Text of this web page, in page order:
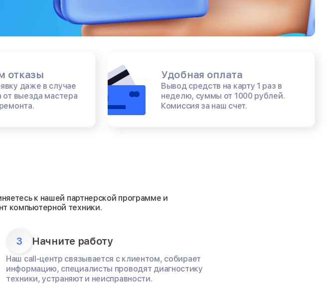
отказы
даже в случае
от выезда мастера
Удобная оплата
Вывод средств на карту 1 раз в
неделю, суммы от 1000 рублей.
Комиссия за наш счет.
к нашей партнерской программе и
компьютерной техники.
3 Начните работу
Наш call-центр связывается с клиентом, собирает
информацию, специалисты проводят диагностику
техники, устраняют и неисправности.